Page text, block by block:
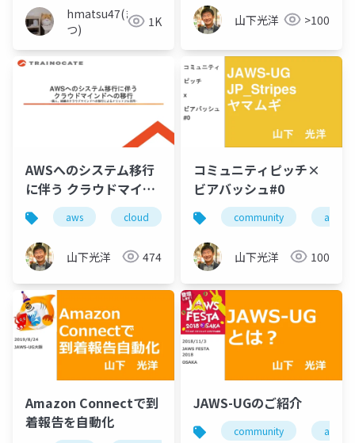
hmatsu47(ま
つ)
1K 山下光洋 >100
AWSへのシステム移行
に伴う クラウドマイン
ドへの移行
aws cloud
山下光洋 474
コミュニティピッチ×
ビアバッシュ#0
community aws
山下光洋 100
Amazon Connectで到
着報告を自動化
JAWS-UGのご紹介
community aws